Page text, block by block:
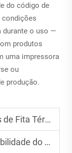
do código de
condições
durante o uso —
produtos
uma impressora
ou
produção.
Maior Durabilidade
com Impressoras